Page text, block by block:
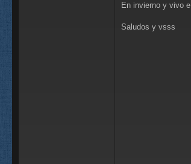
En invierno y vivo
Saludos y vsss